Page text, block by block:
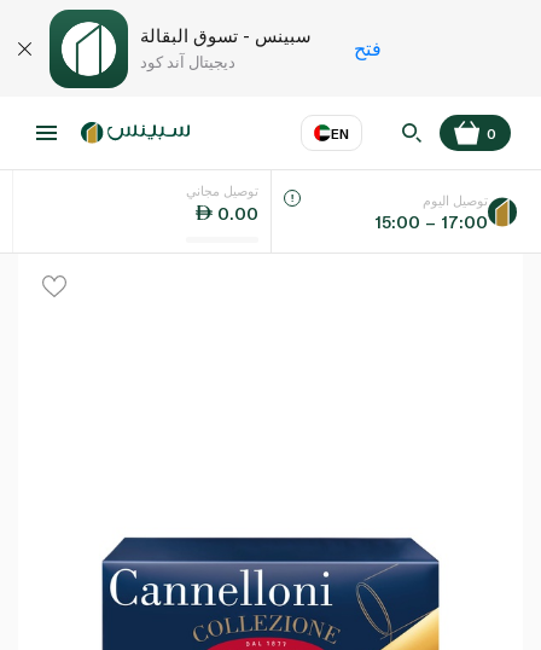
سبينس - تسوق البقالة
ديجيتال آند كود
فتح
EN
اللغة عر
0
توصيل مجاني
0.00
توصيل اليوم
15:00 – 17:00